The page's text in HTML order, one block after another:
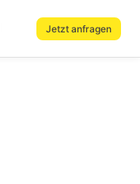
Jetzt anfragen